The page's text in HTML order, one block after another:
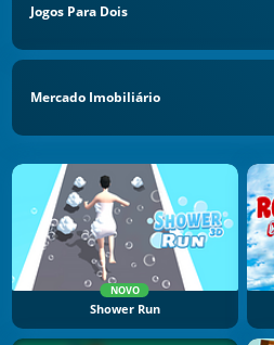
Jogos Para Dois
Mercado Imobiliário
NOVO
Shower Run